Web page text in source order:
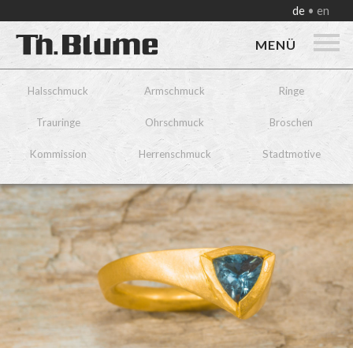
de en
MENÜ
Halsschmuck Armschmuck Ringe
Trauringe Ohrschmuck Broschen
Kommission Herrenschmuck Stadtmotive